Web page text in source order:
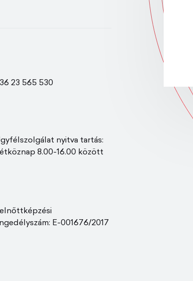
23 565 530
nyitva tartás:
8.00-16.00 között
E-001676/2017